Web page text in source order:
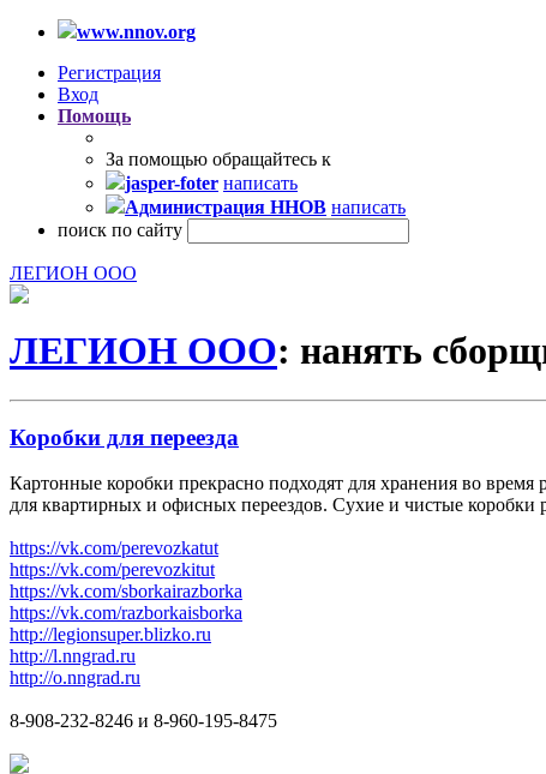
www.nnov.org
Регистрация
Вход
Помощь
За помощью обращайтесь к
jasper-foter написать
Администрация ННОВ написать
поиск по сайту
ЛЕГИОН ООО
ЛЕГИОН ООО: нанять
Коробки для переезда
Картонные коробки прекрасно подходят для хранения во время
для квартирных и офисных переездов. Сухие и чистые коробки
https://vk.com/perevozkatut
https://vk.com/perevozkitut
https://vk.com/sborkairazborka
https://vk.com/razborkaisborka
http://legionsuper.blizko.ru
http://l.nngrad.ru
http://o.nngrad.ru
8-908-232-8246 и 8-960-195-8475